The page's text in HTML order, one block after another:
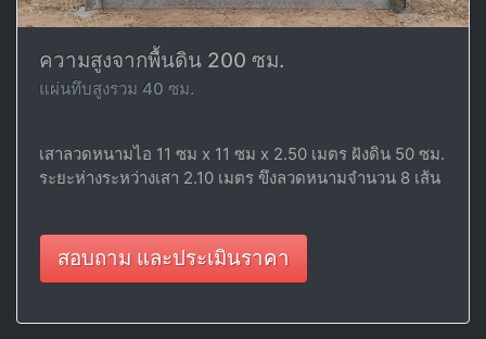
ความสูงจากพื้นดิน 200 ซม.
แผ่นทึบสูงรวม 40 ซม.
เสาลวดหนามไอ 11 ซม x 11 ซม x 2.50 เมตร ฝังดิน 50 ซม.
ระยะห่างระหว่างเสา 2.10 เมตร ขึงลวดหนามจำนวน 8 เส้น
สอบถาม และประเมินราคา